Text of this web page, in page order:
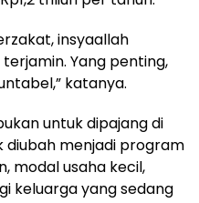
insyaallah
Yang penting,
katanya.
untuk dipajang di
diubah menjadi program
modal usaha kecil,
keluarga yang sedang